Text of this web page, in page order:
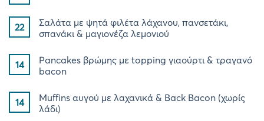
22
Σαλάτα με ψητά φιλέτα λάχανου, πανσετάκι,
σπανάκι & μαγιονέζα λεμονιού
14
Pancakes βρώμης με topping γιαούρτι & τραγανό
bacon
14
Muffins αυγού με λαχανικά & Back Bacon (χωρίς
λάδι)